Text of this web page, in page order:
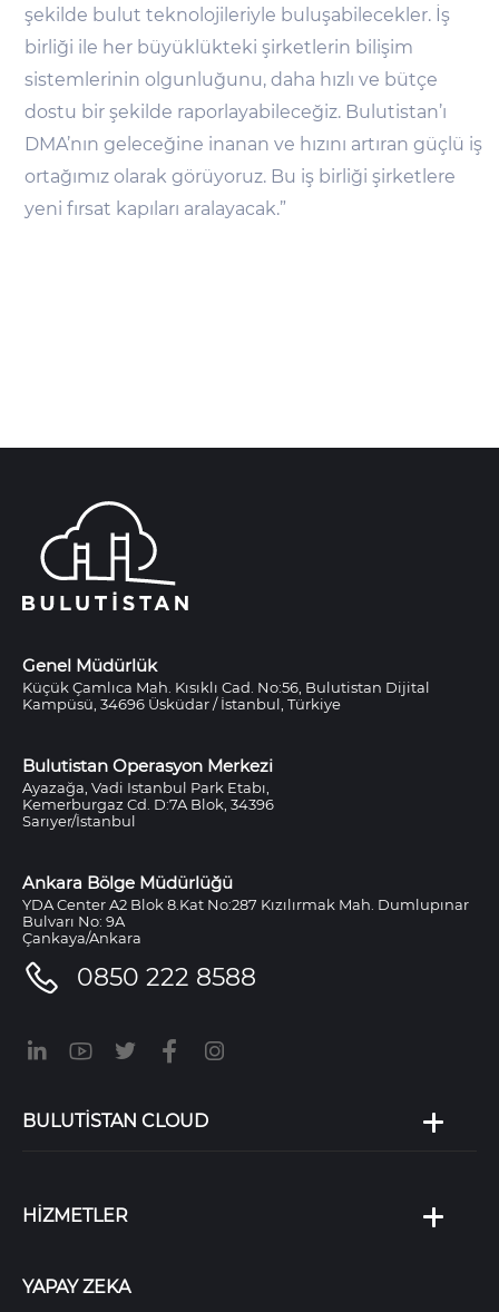
şekilde bulut teknolojileriyle buluşabilecekler. İş
birliği ile her büyüklükteki şirketlerin bilişim
sistemlerinin olgunluğunu, daha hızlı ve bütçe
dostu bir şekilde raporlayabileceğiz. Bulutistan’ı
DMA’nın geleceğine inanan ve hızını artıran güçlü iş
ortağımız olarak görüyoruz. Bu iş birliği şirketlere
yeni fırsat kapıları aralayacak.”
Genel Müdürlük
Küçük Çamlıca Mah. Kısıklı Cad. No:56, Bulutistan Dijital
Kampüsü, 34696 Üsküdar / İstanbul, Türkiye
Bulutistan Operasyon Merkezi
Ayazağa, Vadi Istanbul Park Etabı,
Kemerburgaz Cd. D:7A Blok, 34396
Sarıyer/İstanbul
Ankara Bölge Müdürlüğü
YDA Center A2 Blok 8.Kat No:287 Kızılırmak Mah. Dumlupınar
Bulvarı No: 9A
Çankaya/Ankara
0850 222 8588
BULUTİSTAN CLOUD
HİZMETLER
YAPAY ZEKA